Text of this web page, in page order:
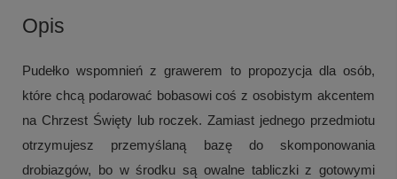
Opis
Pudełko wspomnień z grawerem to propozycja dla osób,
które chcą podarować bobasowi coś z osobistym akcentem
na Chrzest Święty lub roczek. Zamiast jednego przedmiotu
otrzymujesz przemyślaną bazę do skomponowania
drobiazgów, bo w środku są owalne tabliczki z gotowymi